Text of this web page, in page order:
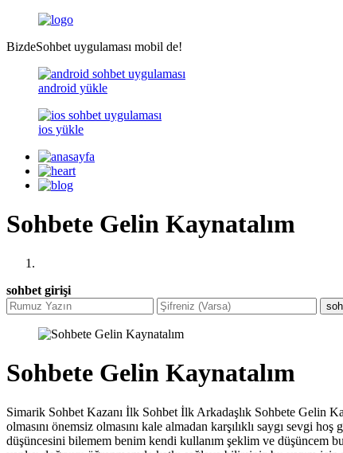
BizdeSohbet uygulaması mobil de!
android yükle
ios yükle
Sohbete Gelin Kaynatalım
sohbet girişi
Sohbete Gelin Kaynatalım
Simarik Sohbet Kazanı İlk Sohbet İlk Arkadaşlık Sohbete Gelin
olmasını önemsiz olmasını kale almadan karşılıklı saygı sevgi
düşüncesini bilemem benim kendi kullanım şeklim ve düşüncem